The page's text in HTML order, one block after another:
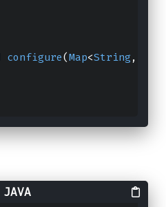
configure(Map<String, ?>